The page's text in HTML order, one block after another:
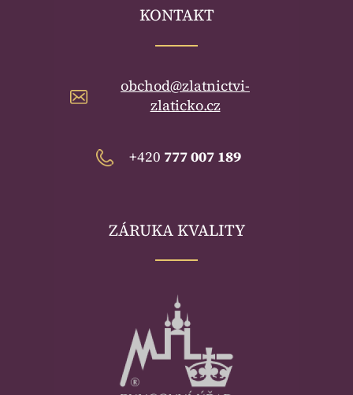
KONTAKT
obchod@zlatnictvi-
zlaticko.cz
+420 777 007 189
ZÁRUKA KVALITY